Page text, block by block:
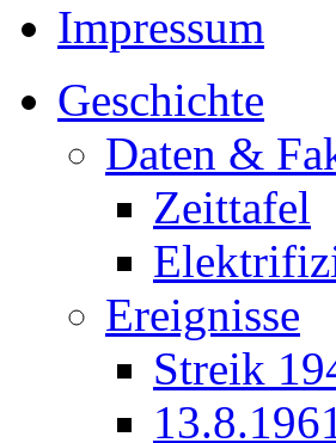
Impressum
Geschichte
Daten &
Zeittafel
Ereignisse
Streik